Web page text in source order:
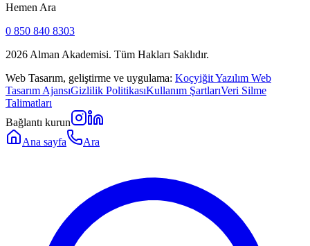
Hemen Ara
0 850 840 8303
2026 Alman Akademisi. Tüm Hakları Saklıdır.
Web Tasarım, geliştirme ve uygulama: Koçyiğit Yazılım Web
Tasarım AjansıGizlilik PolitikasıKullanım ŞartlarıVeri Silme
Talimatları
Bağlantı kurun
Ana sayfa
Ara